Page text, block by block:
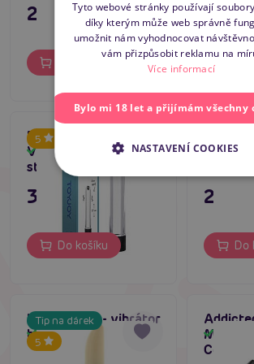
295 Kč 229
5
Retro Ultra Slimline
Vibe - vibrátor
stříbrný
Skladem
349 Kč
Do košíku
Lady
295
Do
Tip na dárek
5
Lady finger - vibrátor
bílýSkladem
Cock
Tyto webové stránky používají
díky kterým může web správně
umožnit nám vyhodnocovat
vám přizpůsobit reklamu na
Více informací
Bylo mi 18 let a přijímám všechny
NASTAVENÍ COOKIES